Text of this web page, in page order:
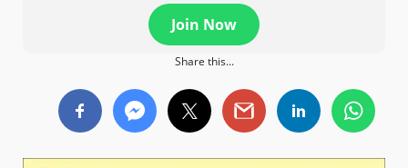
Join Now
Share this...